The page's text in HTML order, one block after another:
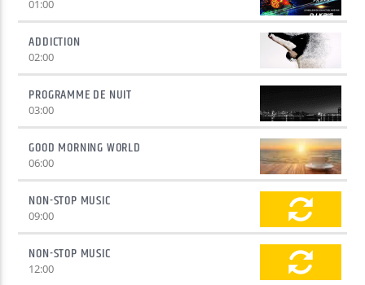
01:00
ADDICTION
02:00
PROGRAMME DE NUIT
03:00
GOOD MORNING WORLD
06:00
NON-STOP MUSIC
09:00
NON-STOP MUSIC
12:00